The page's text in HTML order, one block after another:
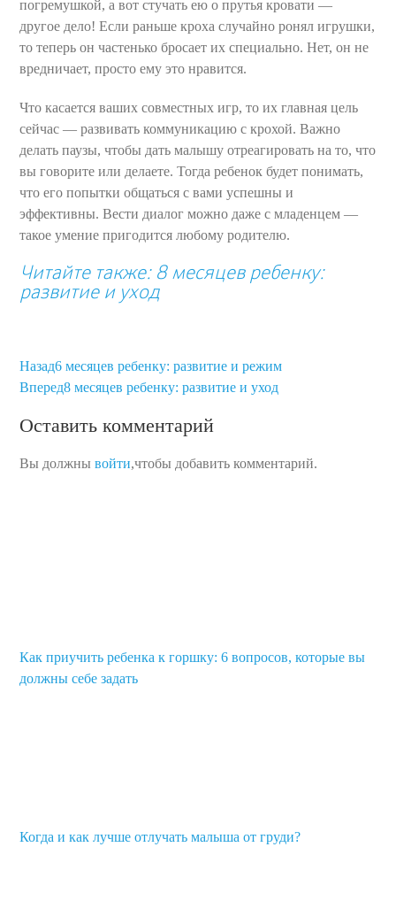
погремушкой, а вот стучать ею о прутья кровати —
другое дело! Если раньше кроха случайно ронял игрушки,
то теперь он частенько бросает их специально. Нет, он не
вредничает, просто ему это нравится.
Что касается ваших совместных игр, то их главная цель
сейчас — развивать коммуникацию с крохой. Важно
делать паузы, чтобы дать малышу отреагировать на то, что
вы говорите или делаете. Тогда ребенок будет понимать,
что его попытки общаться с вами успешны и
эффективны. Вести диалог можно даже с младенцем —
такое умение пригодится любому родителю.
Читайте также: 8 месяцев ребенку:
развитие и уход
Назад6 месяцев ребенку: развитие и режим
Вперед8 месяцев ребенку: развитие и уход
Оставить комментарий
Вы должнывойти,чтобы добавить комментарий.
Как приучить ребенка к горшку: 6 вопросов, которые вы
должны себе задать
Когда и как лучше отлучать малыша от груди?